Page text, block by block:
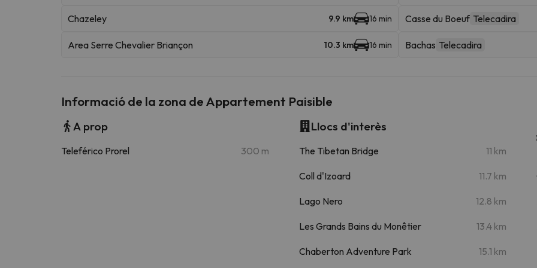
Chazeley 9.9 km 16 min Casse du Boeuf Telecadira
Area Serre Chevalier Briançon 10.3 km 16 min Bachas Telecadira
Informació de la zona de Appartement Paisible
A prop
Teleférico Prorel 300 m
Llocs d'interès
The Tibetan Bridge 11 km
Coll d'Izoard 11.7 km
Lago Nero 12.8 km
Les Grands Bains du Monêtier 13.4 km
Chaberton Adventure Park 15.1 km